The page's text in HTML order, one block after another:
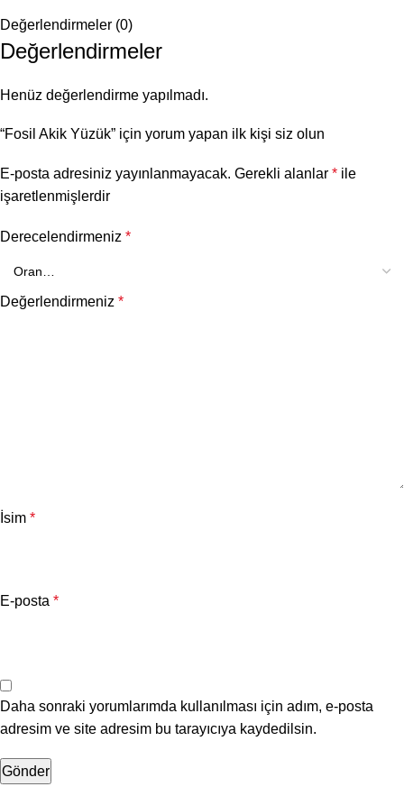
Değerlendirmeler (0)
Değerlendirmeler
Henüz değerlendirme yapılmadı.
“Fosil Akik Yüzük” için yorum yapan ilk kişi siz olun
E-posta adresiniz yayınlanmayacak. Gerekli alanlar * ile
işaretlenmişlerdir
Derecelendirmeniz *
Değerlendirmeniz *
İsim *
E-posta *
Daha sonraki yorumlarımda kullanılması için adım, e-posta
adresim ve site adresim bu tarayıcıya kaydedilsin.